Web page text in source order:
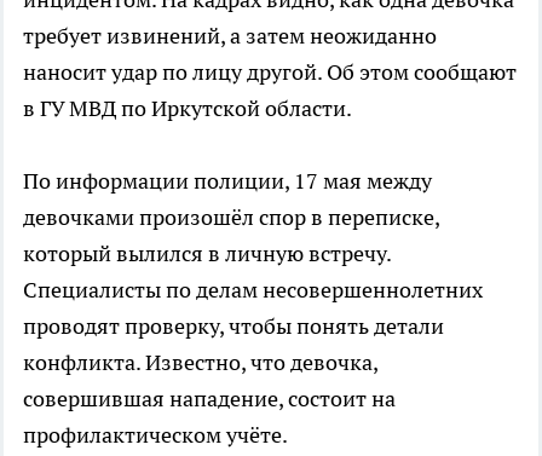
требует извинений, а затем неожиданно
наносит удар по лицу другой. Об этом сообщают
в ГУ МВД по Иркутской области.
По информации полиции, 17 мая между
девочками произошёл спор в переписке,
который вылился в личную встречу.
Специалисты по делам несовершеннолетних
проводят проверку, чтобы понять детали
конфликта. Известно, что девочка,
совершившая нападение, состоит на
профилактическом учёте.